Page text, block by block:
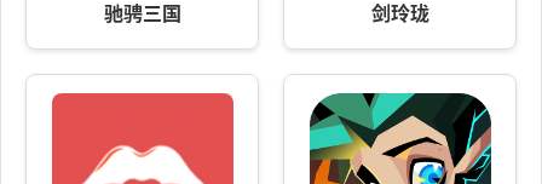
驰骋三国 剑玲珑